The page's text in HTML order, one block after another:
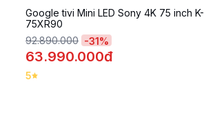
Google tivi Mini LED Sony 4K 75 inch K-
75XR90
92.890.000 -31%
63.990.000đ
5